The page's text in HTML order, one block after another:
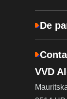
De
VVD